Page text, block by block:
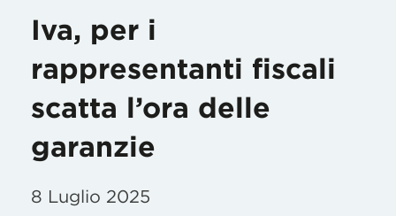
Iva, per i
rappresentanti fiscali
scatta l’ora delle
garanzie
8 Luglio 2025